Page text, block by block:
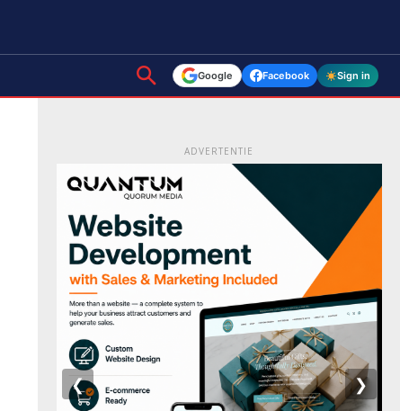
Google Facebook Sign in
ADVERTENTIE
❮ ❯